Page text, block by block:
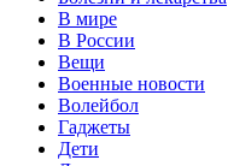
В мире
В России
Вещи
Военные новости
Волейбол
Гаджеты
Дети